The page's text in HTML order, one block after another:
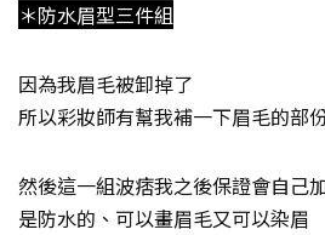
＊防水眉型三件組
因為我眉毛被卸掉了
所以彩妝師有幫我補一下眉毛的部
然後這一組波痞我之後保證會自己
是防水的、可以畫眉毛又可以染眉